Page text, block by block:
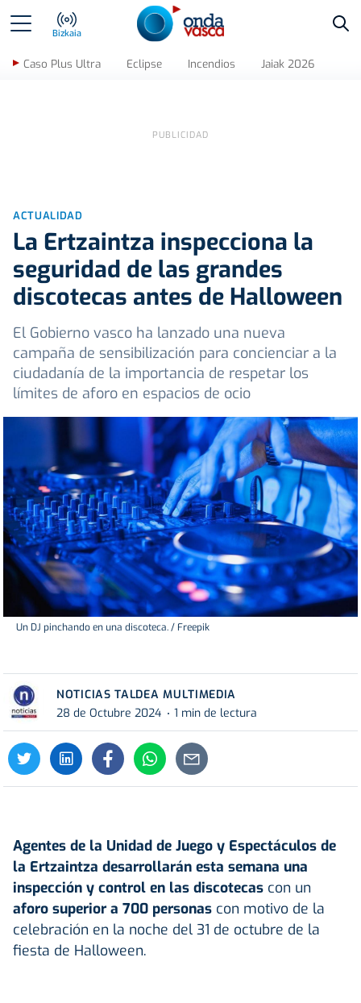
Bizkaia
Caso Plus Ultra Eclipse Incendios Jaiak 2026
ACTUALIDAD
La Ertzaintza inspecciona la
seguridad de las grandes
discotecas antes de Halloween
El Gobierno vasco ha lanzado una nueva
campaña de sensibilización para concienciar a la
ciudadanía de la importancia de respetar los
límites de aforo en espacios de ocio
Un DJ pinchando en una discoteca. / Freepik
NOTICIAS TALDEA MULTIMEDIA
28 de Octubre 2024
1 min de lectura
Agentes de la Unidad de Juego y Espectáculos de
la Ertzaintza desarrollarán esta semana una
inspección y control en las discotecas con un
aforo superior a 700 personas con motivo de la
celebración en la noche del 31 de octubre de la
fiesta de Halloween.